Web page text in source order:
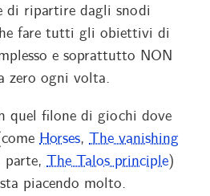
di ripartire dagli snodi
fare tutti gli obiettivi di
e soprattutto NON
zero ogni volta.
quel filone di giochi dove
Horses,The vanishing
parte,The Talos principle)
piacendo molto.